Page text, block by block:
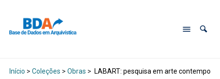
Início > Coleções > Obras > LABART: pesquisa em arte